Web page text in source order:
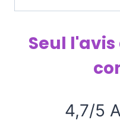
Seul
4,7/5